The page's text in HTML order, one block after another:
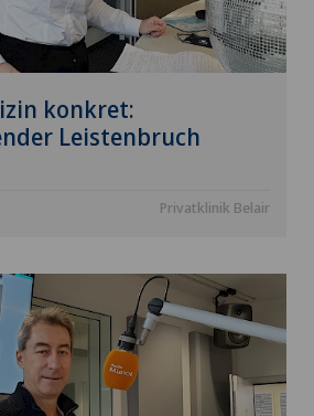
konkret:
Leistenbruch
Privatklinik Belair